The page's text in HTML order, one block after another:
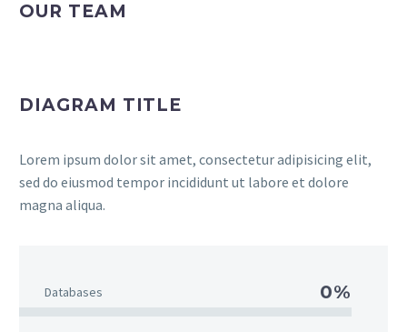
OUR TEAM
DIAGRAM TITLE
Lorem ipsum dolor sit amet, consectetur adipisicing elit,
sed do eiusmod tempor incididunt ut labore et dolore
magna aliqua.
Databases 0%